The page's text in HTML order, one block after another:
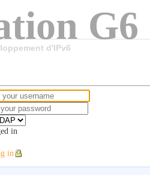
G6
d'IPv6
in
in